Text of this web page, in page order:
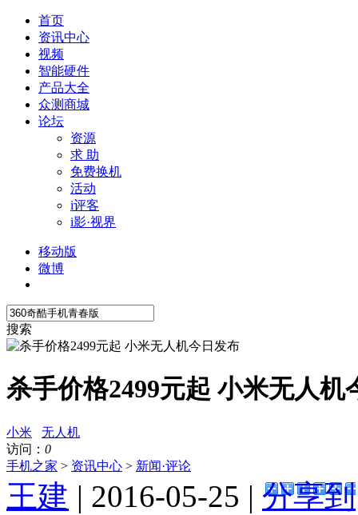
首页
资讯中心
视频
智能硬件
产品大全
众测商城
论坛
资源
求 助
免费换机
活动
i评客
i影·视界
移动版
微博
搜索
杀手价格2499元起 小米无人机
小米
无人机
访问： 0
手机之家 > 资讯中心 > 新闻·评论
王建 | 2016-05-25 | 分享到